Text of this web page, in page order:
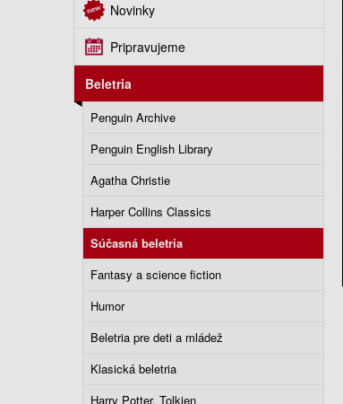
Novinky
Pripravujeme
Beletria
Penguin Archive
Penguin English Library
Agatha Christie
Harper Collins Classics
Súčasná beletria
Fantasy a science fiction
Humor
Beletria pre deti a mládež
Klasická beletria
Harry Potter, Tolkien